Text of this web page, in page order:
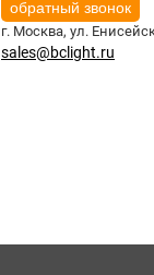
обратный звонок
г. Москва, ул.
sales@bclight.ru